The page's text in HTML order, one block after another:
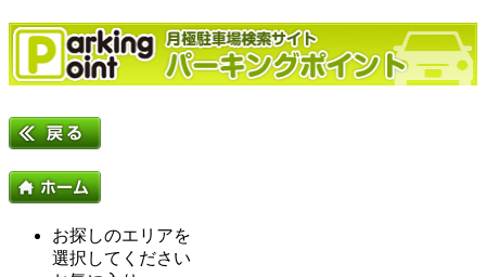
お探しのエリアを
選択してください